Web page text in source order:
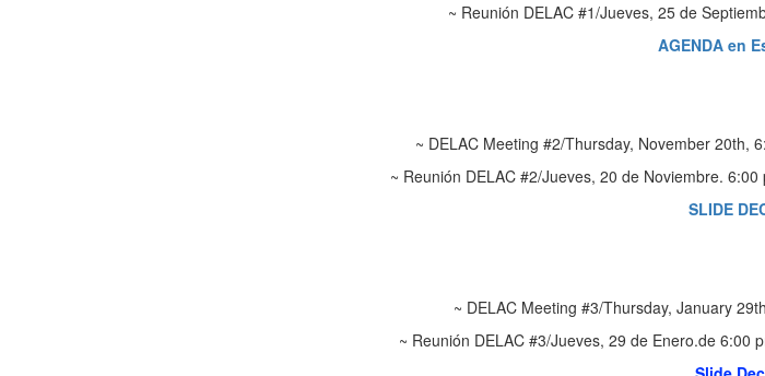
~ Reunión DELAC #1/Jueves, 25 de
AGENDA en
~ DELAC Meeting #2/Thursday, November 20th,
~ Reunión DELAC #2/Jueves, 20 de Noviembre.
SLIDE
~ DELAC Meeting #3/Thursday, January
~ Reunión DELAC #3/Jueves, 29 de Enero.de 6:00